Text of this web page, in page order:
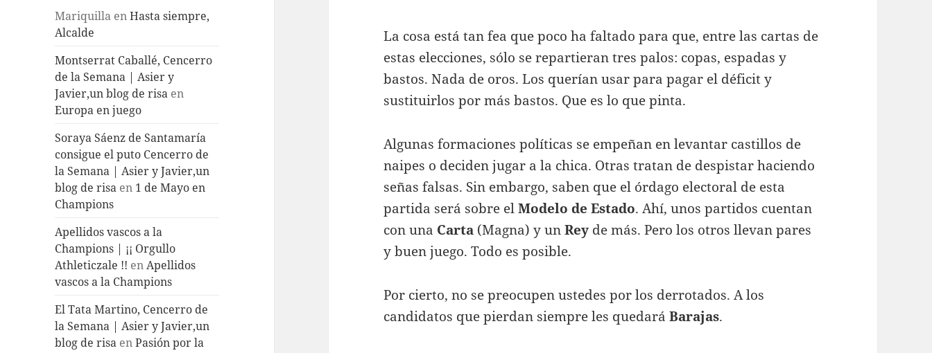
Mariquilla enHasta siempre,
Alcalde
Montserrat Caballé, Cencerro
de la Semana | Asier y
Javier,un blog de risa en
Europa en juego
Soraya Sáenz de Santamaría
consigue el puto Cencerro de
la Semana | Asier y Javier,un
blog de risa en 1 de Mayo en
Champions
Apellidos vascos a la
Champions | ¡¡ Orgullo
Athleticzale !! enApellidos
vascos a la Champions
El Tata Martino, Cencerro de
la Semana | Asier y Javier,un
blog de risa enPasión por la
La cosa está tan fea que poco ha faltado para que, entre las cartas de
estas elecciones, sólo se repartieran tres palos: copas, espadas y
bastos. Nada de oros. Los querían usar para pagar el déficit y
sustituirlos por más bastos. Que es lo que pinta.
Algunas formaciones políticas se empeñan en levantar castillos de
naipes o deciden jugar a la chica. Otras tratan de despistar haciendo
señas falsas. Sin embargo, saben que el órdago electoral de esta
partida será sobre elModelo de Estado. Ahí, unos partidos cuentan
con una Carta (Magna) y unRey de más. Pero los otros llevan pares
y buen juego. Todo es posible.
Por cierto, no se preocupen ustedes por los derrotados. A los
candidatos que pierdan siempre les quedaráBarajas.